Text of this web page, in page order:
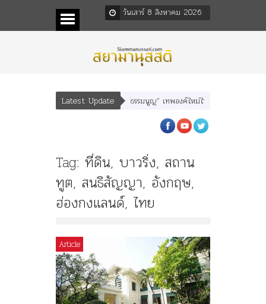
วันเสาร์ 8 สิงหาคม 2026
Latest Update
พยุหเสนา” “อรุณเทพบุตร” และ “เทพีรัฐธรรมนูญ” เทพองค์ใหม่ใน “ศิลปะคณะราษฎร”
Tag: ที่ดิน, บาวริ่ง, สถาน
ทูต, สนธิสัญญา, อังกฤษ,
ฮ่องกงแลนด์, ไทย
Article